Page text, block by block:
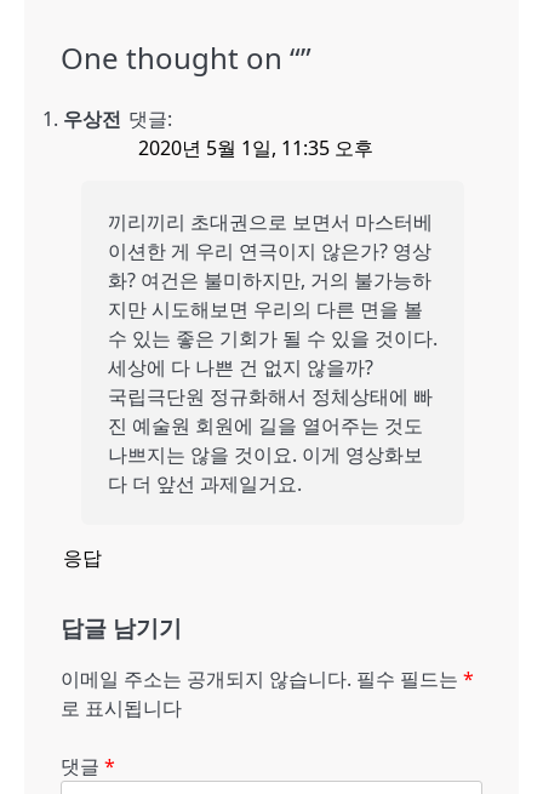
One thought on “”
우상전 댓글:
2020년 5월 1일, 11:35 오후
끼리끼리 초대권으로 보면서 마스터베
이션한 게 우리 연극이지 않은가? 영상
화? 여건은 불미하지만, 거의 불가능하
지만 시도해보면 우리의 다른 면을 볼
수 있는 좋은 기회가 될 수 있을 것이다.
세상에 다 나쁜 건 없지 않을까?
국립극단원 정규화해서 정체상태에 빠
진 예술원 회원에 길을 열어주는 것도
나쁘지는 않을 것이요. 이게 영상화보
다 더 앞선 과제일거요.
응답
답글 남기기
이메일 주소는 공개되지 않습니다. 필수 필드는 *
로 표시됩니다
댓글 *